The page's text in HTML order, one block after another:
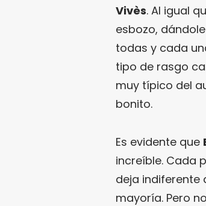
Vivès. Al igual
esbozo,
todas y cada
tipo de rasgo
muy típico del
bonito.
Es evidente que
increíble. Cada
deja indiferente
mayoría. Pero